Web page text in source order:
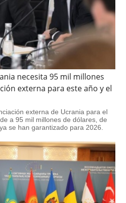
necesita 95 mil millones
externa para este año y el
externa de Ucrania para el
a 95 mil millones de dólares, de
se han garantizado para 2026.